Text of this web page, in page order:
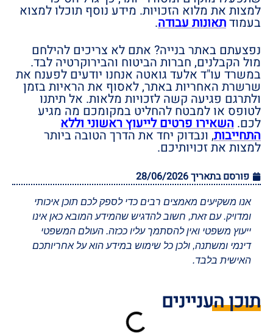
למצות את מלוא הזכויות. מידע נוסף תוכלו למצוא
בעמודתאונות עבודה.
נפצעתם באתר בנייה? אתם לא צריכים להילחם
מול הקבלנים, חברות הביטוח והבירוקרטיה לבד.
במשרד עו"ד אלעד גואטה אנחנו יודעים לפענח את
שרשרת האחריות באתר, לאסוף את הראיות בזמן
ולתרגם פגיעה קשה לזכויות מלאות. אל תיתנו
לטופס או למבטח להחליט במקומכם מה מגיע
לכם. השאירו פרטים לייעוץ ראשוני וללא
התחייבות, ונבדוק יחד את הדרך הטובה ביותר
למצות את זכויותיכם.
פורסם בתאריך28/06/2026
אנו משקיעים מאמצים רבים כדי לספק לכם תוכן איכותי
ומדויק. עם זאת, חשוב להדגיש שהמידע המובא כאן אינו
ייעוץ משפטי ואין להסתמך עליו ככזה. העולם המשפטי
דינמי ומשתנה, ולכן כל שימוש במידע הוא על אחריותכם
האישית בלבד.
תוכן העניינים